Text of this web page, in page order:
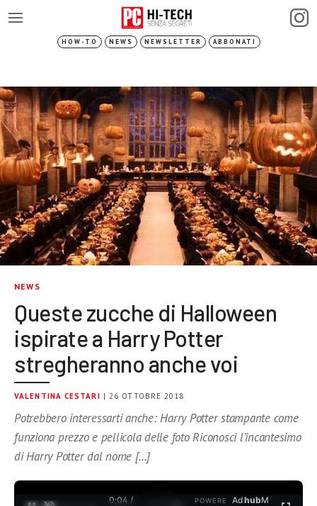
HOW-TO NEWS NEWSLETTER ABBONATI
NEWS
Queste zucche di Halloween
ispirate a Harry Potter
stregheranno anche voi
VALENTINA CESTARI | 26 OTTOBRE 2018
Potrebbero interessarti anche: Harry Potter stampante come
funziona prezzo e pellicola delle foto Riconosci l’incantesimo
di Harry Potter dal nome […]
0:05 /
POWERE
AdhubM